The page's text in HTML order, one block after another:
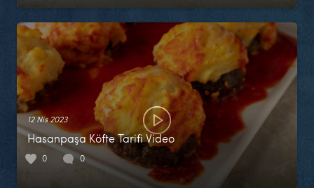
12 Nis 2023
Hasanpaşa Köfte Tarifi Video
0 0